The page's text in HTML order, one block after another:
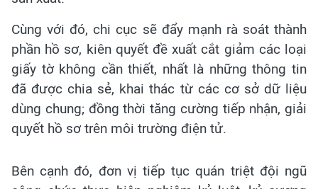
Cùng với đó, chi cục sẽ đẩy mạnh rà soát thành
phần hồ sơ, kiên quyết đề xuất cắt giảm các loại
giấy tờ không cần thiết, nhất là những thông tin
đã được chia sẻ, khai thác từ các cơ sở dữ liệu
dùng chung; đồng thời tăng cường tiếp nhận, giải
quyết hồ sơ trên môi trường điện tử.
Bên cạnh đó, đơn vị tiếp tục quán triệt đội ngũ